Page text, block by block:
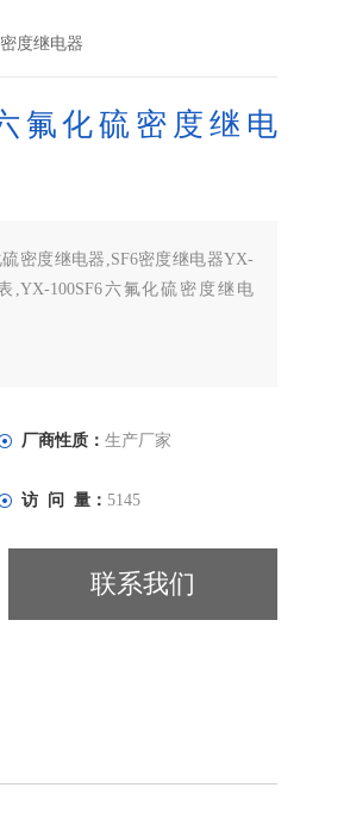
度继电器
氟化硫密度继电
密度继电器,SF6密度继电器YX-
,YX-100SF6六氟化硫密度继电
厂商性质： 生产厂家
访 问 量： 5145
联系我们